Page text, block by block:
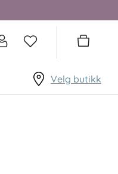
Velg butikk